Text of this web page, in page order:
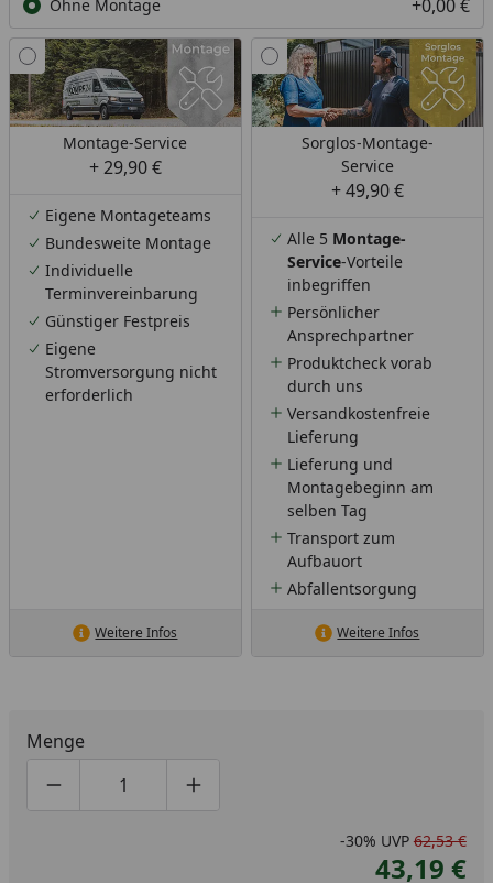
Ohne Montage +0,00 €
Montage-Service
+ 29,90 €
Eigene Montageteams
Bundesweite Montage
Individuelle
Terminvereinbarung
Günstiger Festpreis
Eigene
Stromversorgung nicht
erforderlich
Weitere Infos
Sorglos-Montage-
Service
+ 49,90 €
Alle 5 Montage-
Service-Vorteile
inbegriffen
Persönlicher
Ansprechpartner
Produktcheck vorab
durch uns
Versandkostenfreie
Lieferung
Lieferung und
Montagebeginn am
selben Tag
Transport zum
Aufbauort
Abfallentsorgung
Weitere Infos
Menge
Produktmenge um eins verringern
Produktmenge manuell eingeben
Produktmenge um eins erhöhen
-30% UVP 62,53 €
43,19 €